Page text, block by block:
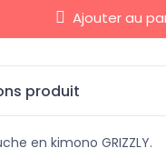
Ajouter au
produit
en kimono GRIZZLY.